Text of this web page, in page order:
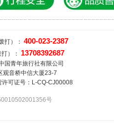
打）： 400-023-2387
）： 13708392687
国青年旅行社有限公司
观音桥中信大厦23-7
可证号：L-CQ-CJ00008
号